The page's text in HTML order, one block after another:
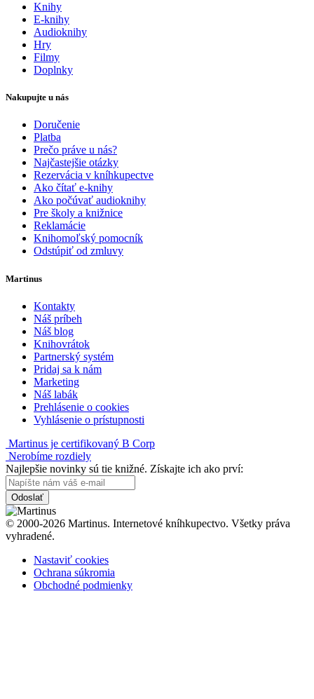
Knihy
E-knihy
Audioknihy
Hry
Filmy
Doplnky
Nakupujte u nás
Doručenie
Platba
Prečo práve u nás?
Najčastejšie otázky
Rezervácia v kníhkupectve
Ako čítať e-knihy
Ako počúvať audioknihy
Pre školy a knižnice
Reklamácie
Knihomoľský pomocník
Odstúpiť od zmluvy
Martinus
Kontakty
Náš príbeh
Náš blog
Knihovrátok
Partnerský systém
Pridaj sa k nám
Marketing
Náš labák
Prehlásenie o cookies
Vyhlásenie o prístupnosti
Martinus je certifikovaný B Corp
Nerobíme rozdiely
Najlepšie novinky sú tie knižné. Získajte ich ako prví:
Odoslať
© 2000-2026 Martinus. Internetové kníhkupectvo. Všetky práva
vyhradené.
Nastaviť cookies
Ochrana súkromia
Obchodné podmienky